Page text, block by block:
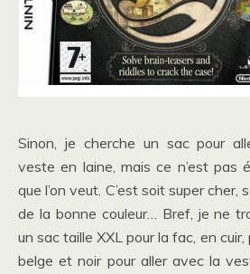
Sinon, je cherche un sac pour
veste en laine, mais ce n’est pas
que l’on veut. C’est soit super
de la bonne couleur… Bref, je ne
un sac taille XXL pour la fac, en
belge et noir pour aller avec la